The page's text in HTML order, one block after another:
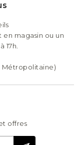
magasin ou un
17h.
Métropolitaine)
offres